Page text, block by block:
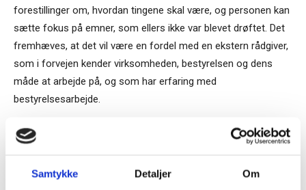
Samtykke Detaljer Om
forestillinger om, hvordan tingene skal være, og personen kan
sætte fokus på emner, som ellers ikke var blevet drøftet. Det
fremhæves, at det vil være en fordel med en ekstern rådgiver,
som i forvejen kender virksomheden, bestyrelsen og dens
måde at arbejde på, og som har erfaring med
bestyrelsesarbejde.
Læs også:
Sådan forebygger bestyrelsen kriser 1/